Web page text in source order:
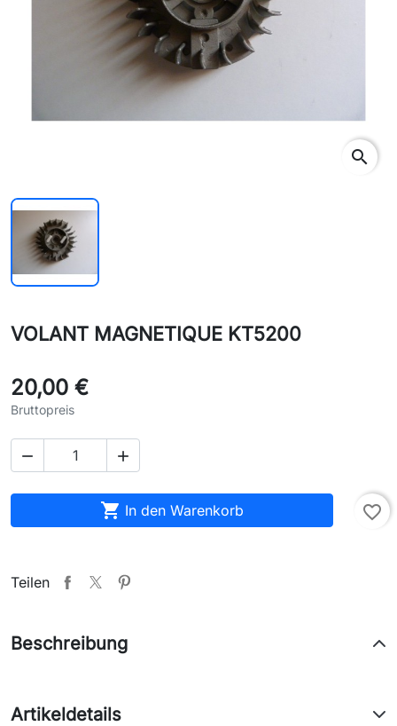
search
VOLANT MAGNETIQUE KT5200
20,00 €
Bruttopreis
 
 In den Warenkorb favorite_border
Teilen
Beschreibung
Artikeldetails